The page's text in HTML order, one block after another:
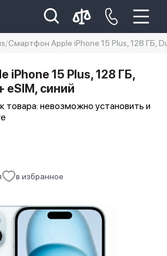
айфон 14
Смартфон Apple iPhone 15 Plus, 128 ГБ,
в избранное
iPhone 15 Plus, 128 ГБ,
eSIM, синий
товара: невозможно установить и